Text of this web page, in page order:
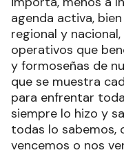
agenda activa,
regional y
operativos que
y formoseñas de
que se muestra
para enfrentar
siempre lo hizo y
todas lo sabemos,
vencemos o nos